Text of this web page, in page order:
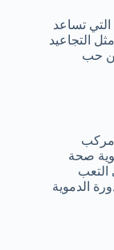
تساعد
التجاعيد
من حب
مركب
صحة
التعب
الدموية